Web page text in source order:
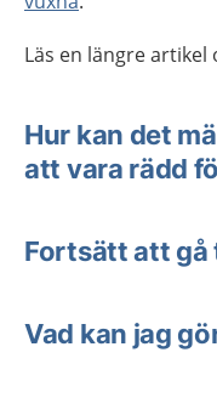
Läs en längre artikel
Hur kan det
att vara rädd
Fortsätt att gå
Vad kan jag